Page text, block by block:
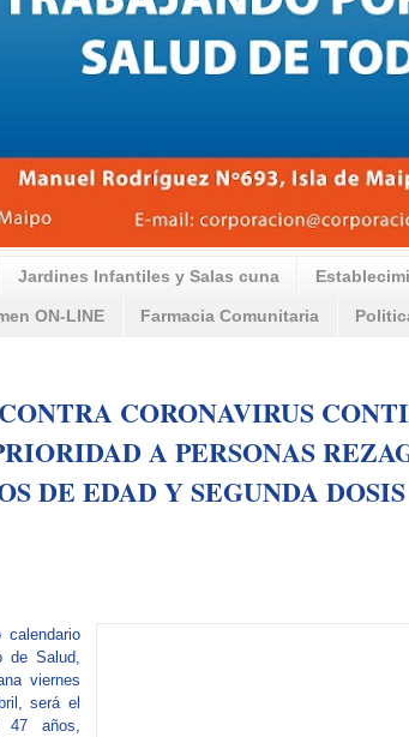
Jardines Infantiles y Salas cuna
ON-LINE Farmacia Comunitaria
CORONAVIRUS
A PERSONAS
DE EDAD Y SEGUNDA DOSIS
de Salud,
viernes
será el
47 años,